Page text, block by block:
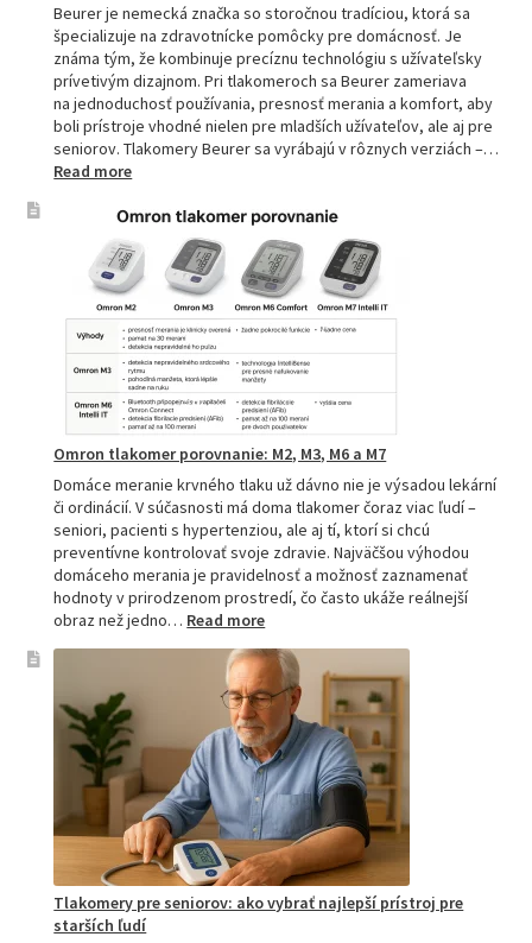
Beurer je nemecká značka so storočnou tradíciou, ktorá sa
špecializuje na zdravotnícke pomôcky pre domácnosť. Je
známa tým, že kombinuje precíznu technológiu s užívateľsky
prívetivým dizajnom. Pri tlakomeroch sa Beurer zameriava
na jednoduchosť používania, presnosť merania a komfort, aby
boli prístroje vhodné nielen pre mladších užívateľov, ale aj pre
seniorov. Tlakomery Beurer sa vyrábajú v rôznych verziách –…
Read more:
tlakomery
spoľahlivý
pomocník
pre
zdravie
Omron tlakomer porovnanie: M2, M3, M6 a M7
Domáce meranie krvného tlaku už dávno nie je výsadou lekární
či ordinácií. V súčasnosti má doma tlakomer čoraz viac ľudí –
seniori, pacienti s hypertenziou, ale aj tí, ktorí si chcú
preventívne kontrolovať svoje zdravie. Najväčšou výhodou
domáceho merania je pravidelnosť a možnosť zaznamenať
hodnoty v prirodzenom prostredí, čo často ukáže reálnejší
obraz než jedno… Read more:
tlakomer
porovnanie:
M2,
M3,
M6
a
M7
Tlakomery pre seniorov: ako vybrať najlepší prístroj pre
starších ľudí